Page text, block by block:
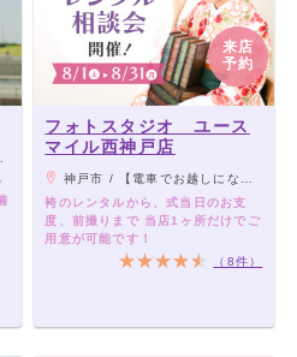
来店
予約
フォトスタジオ ユース
マイル西神戸店
神戸市 / 【電車でお越しになる場合】 ■JR明石駅下車（南側） 駅前より神姫バス［西区役所経由］ →約20分[西区役所前]下車 【お車でお越しになる場合】 ■第2神明道路 『玉津IC』 乗り口すぐのところ
袴のレンタルから、式当日のお支
度、前撮りまで 当店1ヶ所だけでご
用意が可能です！
（8件）